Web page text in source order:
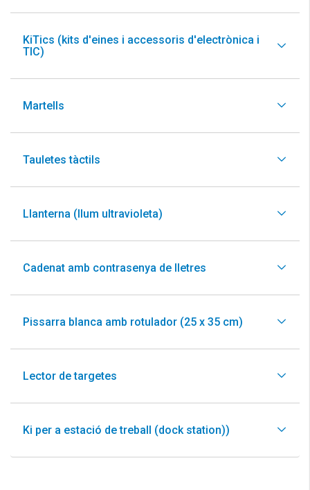
KiTics (kits d'eines i accessoris d'electrònica i
TIC)
Martells
Tauletes tàctils
Llanterna (llum ultravioleta)
Cadenat amb contrasenya de lletres
Pissarra blanca amb rotulador (25 x 35 cm)
Lector de targetes
Ki per a estació de treball (dock station))